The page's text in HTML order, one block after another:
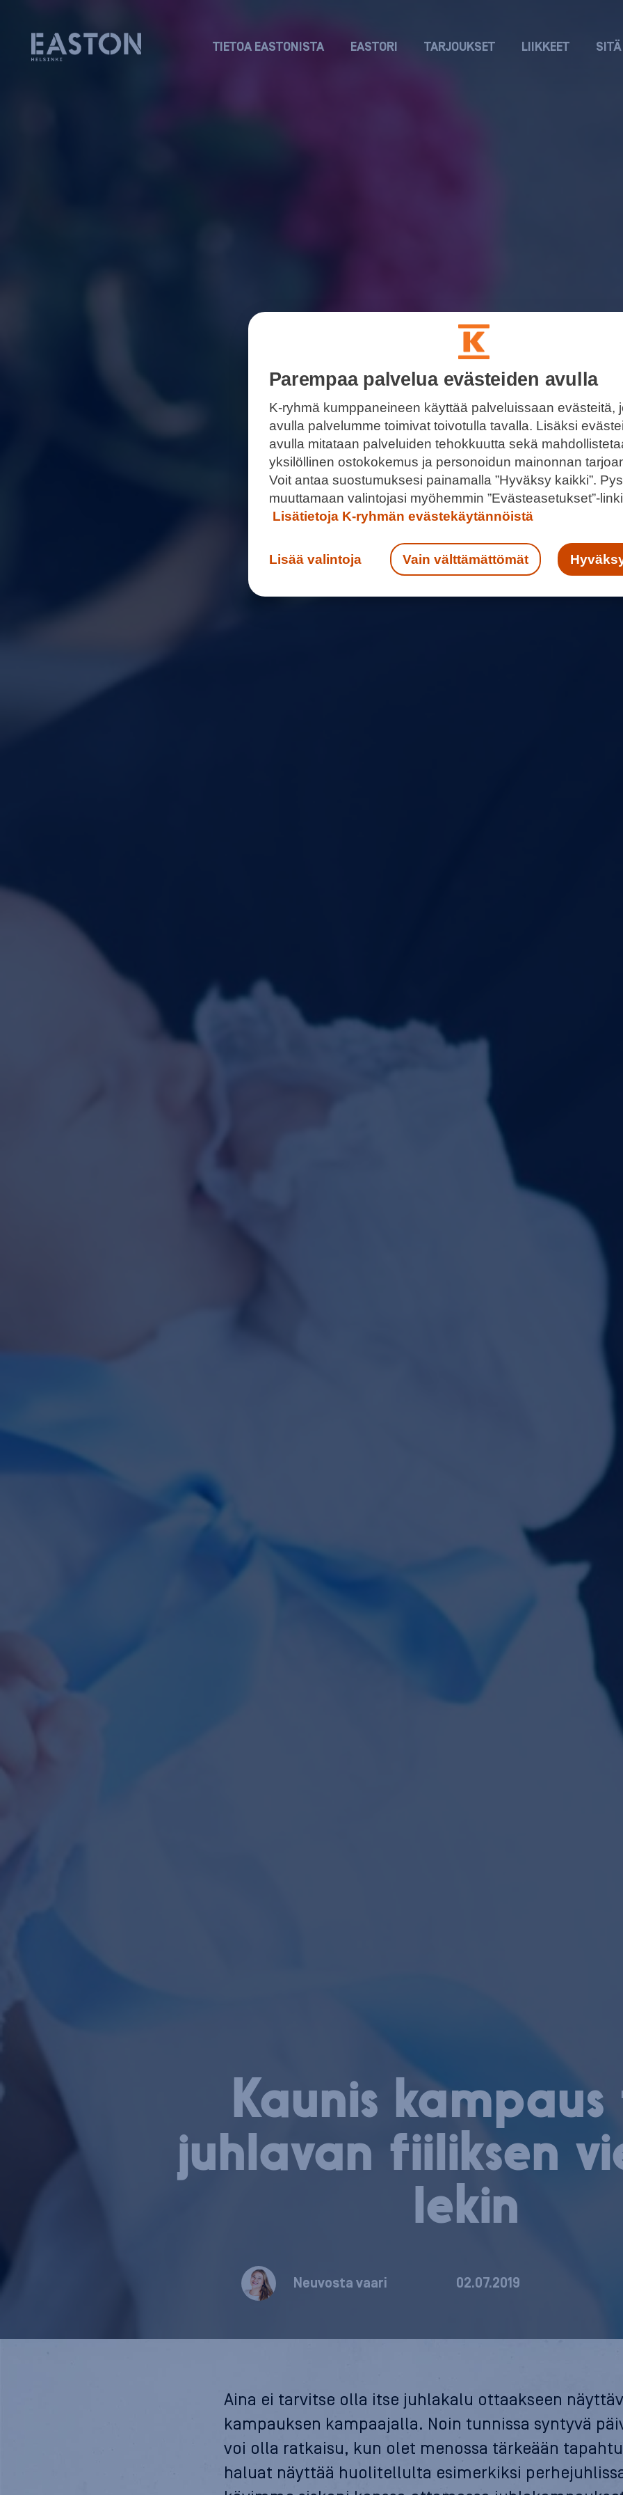
TIETOA EASTONISTA EASTORI TARJOUKSET LIIKKEET
Kaunis
juhlavan fiiliksen
le­kin
Neuvosta vaari 02.07.2019
Aina ei tarvitse olla itse juhlakalu ottaakseen
kampauksen kampaajalla. Noin tunnissa syntyvä
voi olla ratkaisu, kun olet menossa tärkeään
haluat näyttää huolitellulta esimerkiksi
Parempaa palvelua evästeiden avulla
K-ryhmä kumppaneineen käyttää palveluissaan evästeitä,
avulla palvelumme toimivat toivotulla tavalla. Lisäksi
avulla mitataan palveluiden tehokkuutta sekä
yksilöllinen ostokokemus ja personoidun mainonnan
Voit antaa suostumuksesi painamalla ”Hyväksy kaikki”.
muuttamaan valintojasi myöhemmin ”Evästeasetukset”-
Lisätietoja K-ryhmän evästekäytännöistä
Lisää valintoja Vain välttämättömät